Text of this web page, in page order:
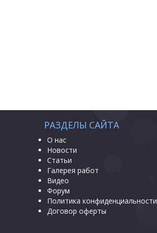
РАЗДЕЛЫ САЙТА
О нас
Новости
Статьи
Галерея работ
Видео
Форум
Политика конфиденциальности
Договор оферты